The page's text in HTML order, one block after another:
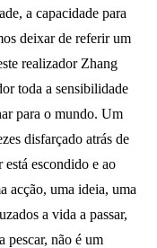
a capacidade para
deixar de referir um
realizador Zhang
toda a sensibilidade
para o mundo. Um
disfarçado atrás de
está escondido e ao
acção, uma ideia, uma
a vida a passar,
pescar, não é um